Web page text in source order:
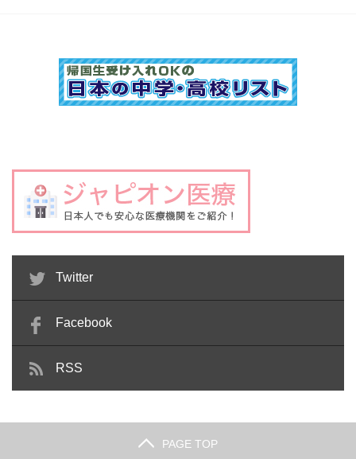
Twitter
Facebook
RSS
PAGE TOP